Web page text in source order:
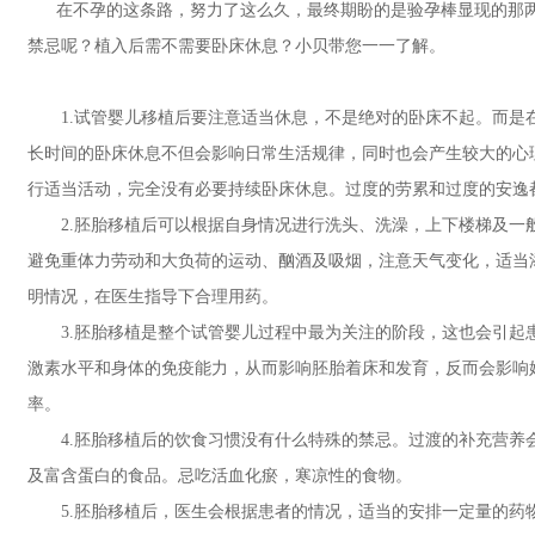
在不孕的这条路，努力了这么久，最终期盼的是验孕棒显现的那
禁忌呢？植入后需不需要卧床休息？小贝带您一一了解。
1.试管婴儿移植后要注意适当休息，不是绝对的卧床不起。而是
长时间的卧床休息不但会影响日常生活规律，同时也会产生较大的
行适当活动，完全没有必要持续卧床休息。过度的劳累和过度的安
2.胚胎移植后可以根据自身情况进行洗头、洗澡，上下楼梯及一
避免重体力劳动和大负荷的运动、酗酒及吸烟，注意天气变化，适
明情况，在医生指导下合理用药。
3.胚胎移植是整个试管婴儿过程中最为关注的阶段，这也会引起
激素水平和身体的免疫能力，从而影响胚胎着床和发育，反而会影
率。
4.胚胎移植后的饮食习惯没有什么特殊的禁忌。过渡的补充营养
及富含蛋白的食品。忌吃活血化瘀，寒凉性的食物。
5.胚胎移植后，医生会根据患者的情况，适当的安排一定量的药